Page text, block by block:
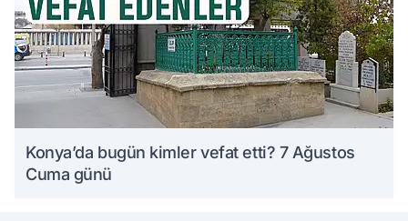
Konya’da bugün kimler vefat etti? 7 Ağustos
Cuma günü